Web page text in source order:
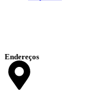
Endereços